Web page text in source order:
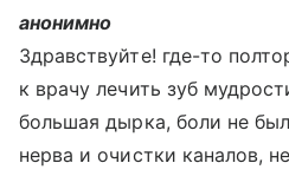
анонимно
Здравствуйте! где-то
к врачу лечить зуб
большая дырка, боли не
нерва и очистки каналов,